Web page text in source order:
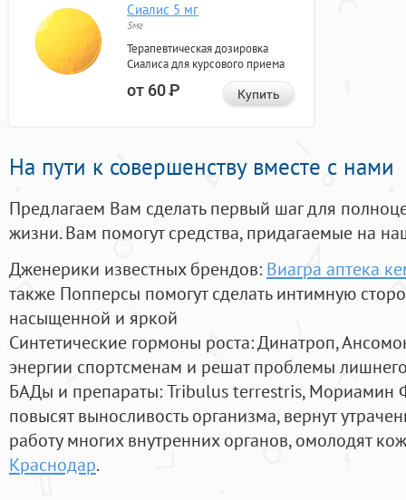
Сиалис 5 мг
5мг
Терапевтическая дозировка
Сиалиса для курсового приема
от 60Р Купить
На пути к совершенству вместе с нами
Предлагаем Вам сделать первый шаг для
жизни. Вам помогут средства, придагаемые на
Дженерики известных брендов: Виагра аптека
также Попперсы помогут сделать интимную
насыщенной и яркой
Синтетические гормоны роста: Динатроп,
энергии спортсменам и решат проблемы
БАДы и препараты:Tribulus terrestris, Мориамин
повысят выносливость организма, вернут
работу многих внутренних органов, омолодят
Краснодар.